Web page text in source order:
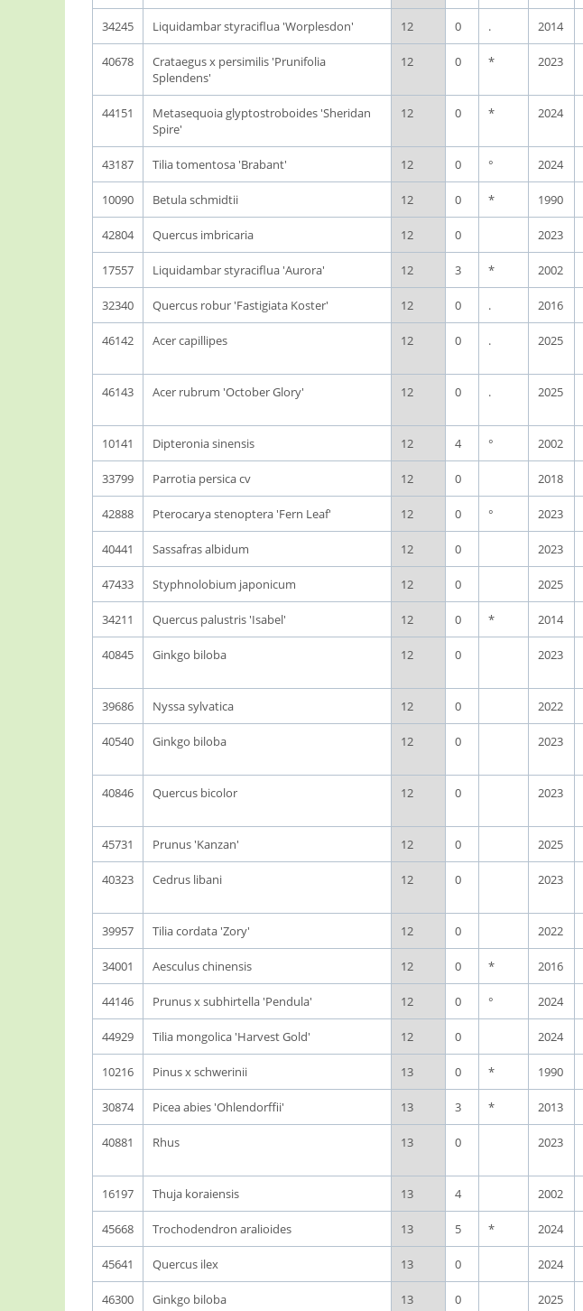
34245 Liquidambar styraciflua 'Worplesdon' 12 0 . 2014
40678
Crataegus x persimilis 'Prunifolia
Splendens'
12 0 * 2023
44151
Metasequoia glyptostroboides 'Sheridan
Spire'
12 0 * 2024
43187 Tilia tomentosa 'Brabant' 12 0 ° 2024
10090 Betula schmidtii 12 0 * 1990
42804 Quercus imbricaria 12 0 2023
17557 Liquidambar styraciflua 'Aurora' 12 3 * 2002
32340 Quercus robur 'Fastigiata Koster' 12 0 . 2016
46142 Acer capillipes 12 0 . 2025
46143 Acer rubrum 'October Glory' 12 0 . 2025
10141 Dipteronia sinensis 12 4 ° 2002
33799 Parrotia persica cv 12 0 2018
42888 Pterocarya stenoptera 'Fern Leaf' 12 0 ° 2023
40441 Sassafras albidum 12 0 2023
47433 Styphnolobium japonicum 12 0 2025
34211 Quercus palustris 'Isabel' 12 0 * 2014
40845 Ginkgo biloba 12 0 2023
39686 Nyssa sylvatica 12 0 2022
40540 Ginkgo biloba 12 0 2023
40846 Quercus bicolor 12 0 2023
45731 Prunus 'Kanzan' 12 0 2025
40323 Cedrus libani 12 0 2023
39957 Tilia cordata 'Zory' 12 0 2022
34001 Aesculus chinensis 12 0 * 2016
44146 Prunus x subhirtella 'Pendula' 12 0 ° 2024
44929 Tilia mongolica 'Harvest Gold' 12 0 2024
10216 Pinus x schwerinii 13 0 * 1990
30874 Picea abies 'Ohlendorffii' 13 3 * 2013
40881 Rhus 13 0 2023
16197 Thuja koraiensis 13 4 2002
45668 Trochodendron aralioides 13 5 * 2024
45641 Quercus ilex 13 0 2024
46300 Ginkgo biloba 13 0 2025